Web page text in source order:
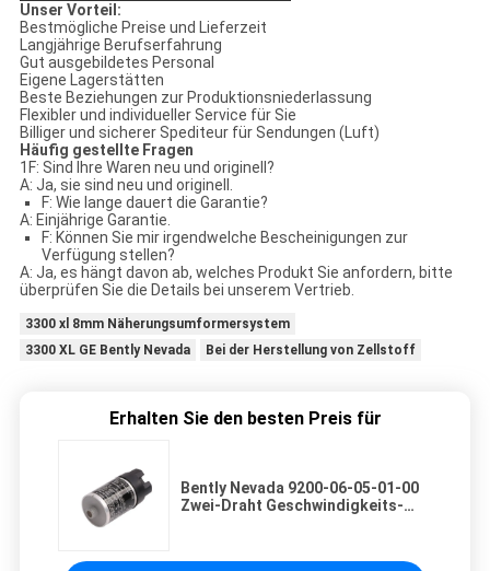
Unser Vorteil:
Bestmögliche Preise und Lieferzeit
Langjährige Berufserfahrung
Gut ausgebildetes Personal
Eigene Lagerstätten
Beste Beziehungen zur Produktionsniederlassung
Flexibler und individueller Service für Sie
Billiger und sicherer Spediteur für Sendungen (Luft)
Häufig gestellte Fragen
1F: Sind Ihre Waren neu und originell?
A: Ja, sie sind neu und originell.
F: Wie lange dauert die Garantie?
A: Einjährige Garantie.
F: Können Sie mir irgendwelche Bescheinigungen zur
Verfügung stellen?
A: Ja, es hängt davon ab, welches Produkt Sie anfordern, bitte
überprüfen Sie die Details bei unserem Vertrieb.
3300 xl 8mm Näherungsumformersystem
3300 XL GE Bently Nevada
Bei der Herstellung von Zellstoff
Erhalten Sie den besten Preis für
Bently Nevada 9200-06-05-01-00
Zwei-Draht Geschwindigkeits-